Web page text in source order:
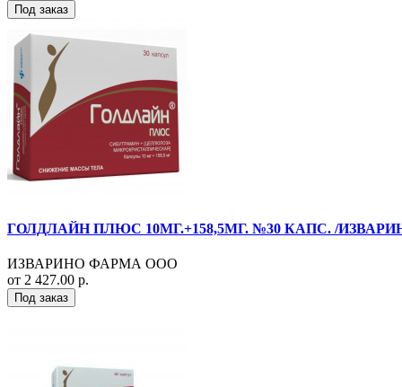
Под заказ
ГОЛДЛАЙН ПЛЮС 10МГ.+158,5МГ. №30 КАПС. /
ИЗВАРИНО ФАРМА ООО
от 2 427.00 р.
Под заказ